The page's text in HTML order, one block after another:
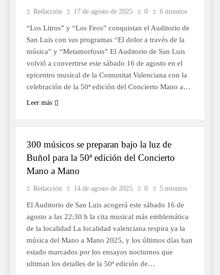
Redacción 17 de agosto de 2025 0 6 minutos
“Los Litros” y “Los Feos” conquistan el Auditorio de
San Luis con sus programas “El dolor a través de la
música” y “Metamorfosis” El Auditorio de San Luis
volvió a convertirse este sábado 16 de agosto en el
epicentro musical de la Comunitat Valenciana con la
celebración de la 50ª edición del Concierto Mano a…
Leer más
300 músicos se preparan bajo la luz de
Buñol para la 50ª edición del Concierto
Mano a Mano
Redacción 14 de agosto de 2025 0 5 minutos
El Auditorio de San Luis acogerá este sábado 16 de
agosto a las 22:30 h la cita musical más emblemática
de la localidad La localidad valenciana respira ya la
música del Mano a Mano 2025, y los últimos días han
estado marcados por los ensayos nocturnos que
ultiman los detalles de la 50ª edición de…